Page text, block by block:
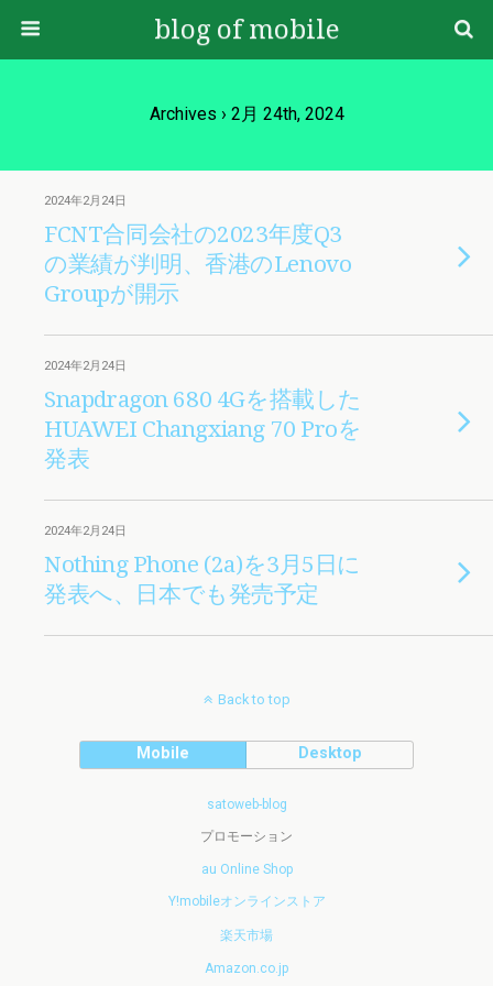
blog of mobile
Archives › 2月 24th, 2024
2024年2月24日
FCNT合同会社の2023年度Q3
の業績が判明、香港のLenovo
Groupが開示
2024年2月24日
Snapdragon 680 4Gを搭載した
HUAWEI Changxiang 70 Proを
発表
2024年2月24日
Nothing Phone (2a)を3月5日に
発表へ、日本でも発売予定
Back to top
Mobile Desktop
satoweb-blog
プロモーション
au Online Shop
Y!mobileオンラインストア
楽天市場
Amazon.co.jp